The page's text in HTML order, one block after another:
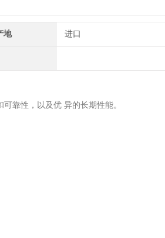
地 进口
靠性，以及优 异的长期性能。